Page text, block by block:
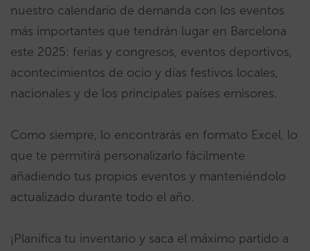
nuestro calendario de demanda con los eventos
más importantes que tendrán lugar en Barcelona
este 2025: ferias y congresos, eventos deportivos,
acontecimientos de ocio y días festivos locales,
nacionales y de los principales países emisores.
Como siempre, lo encontrarás en formato Excel, lo
que te permitirá personalizarlo fácilmente
añadiendo tus propios eventos y manteniéndolo
actualizado durante todo el año.
¡Planifica tu inventario y saca el máximo partido a